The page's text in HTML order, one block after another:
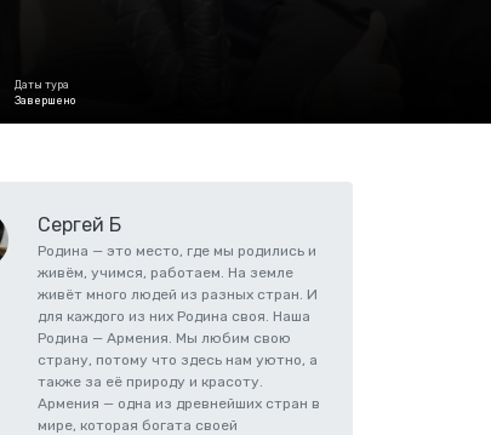
Даты тура
Завершено
Сергей Б
Родина — это место, где мы родились и
живём, учимся, работаем. На земле
живёт много людей из разных стран. И
для каждого из них Родина своя. Наша
Родина — Армения. Мы любим свою
страну, потому что здесь нам уютно, а
также за её природу и красоту.
Армения — одна из древнейших стран в
мире, которая богата своей